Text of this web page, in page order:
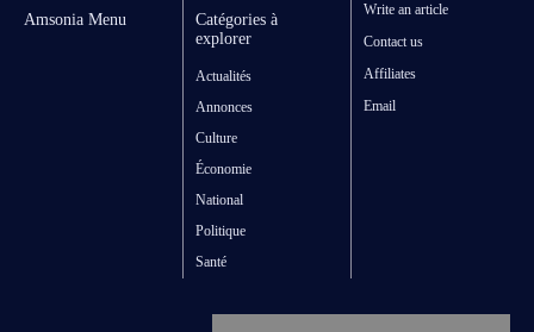
Amsonia Menu
Catégories à
explorer
Actualités
Annonces
Culture
Économie
National
Politique
Santé
Write an article
Contact us
Affiliates
Email